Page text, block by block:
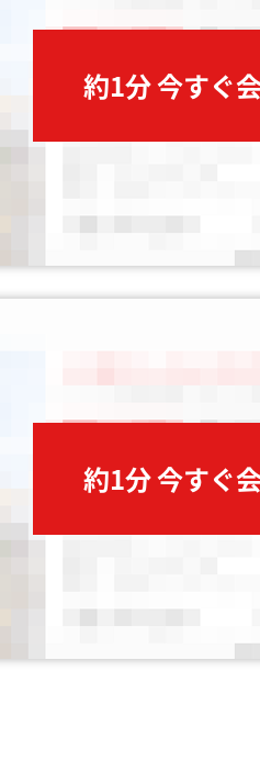
約1分 今すぐ
約1分 今すぐ